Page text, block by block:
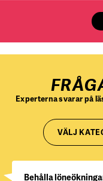
Experterna svarar på
VÄLJ
Behålla